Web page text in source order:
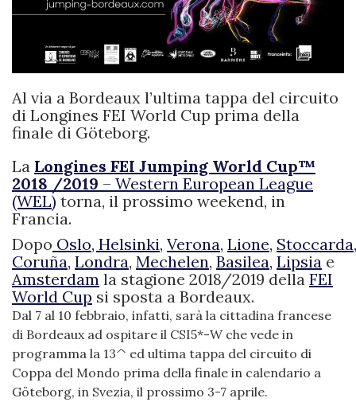
Al via a Bordeaux l’ultima tappa del circuito
di Longines FEI World Cup prima della
finale di Göteborg.
La Longines FEI Jumping World Cup™
2018 /2019 – Western European League
(WEL) torna, il prossimo weekend, in
Francia.
Dopo Oslo, Helsinki, Verona, Lione, Stoccarda,
Coruña, Londra, Mechelen, Basilea, Lipsia e
Amsterdam la stagione 2018/2019 della FEI
World Cup si sposta a Bordeaux.
Dal 7 al 10 febbraio, infatti, sarà la cittadina francese
di Bordeaux ad ospitare il CSI5*-W che vede in
programma la 13^ ed ultima tappa del circuito di
Coppa del Mondo prima della finale in calendario a
Göteborg, in Svezia, il prossimo 3-7 aprile.